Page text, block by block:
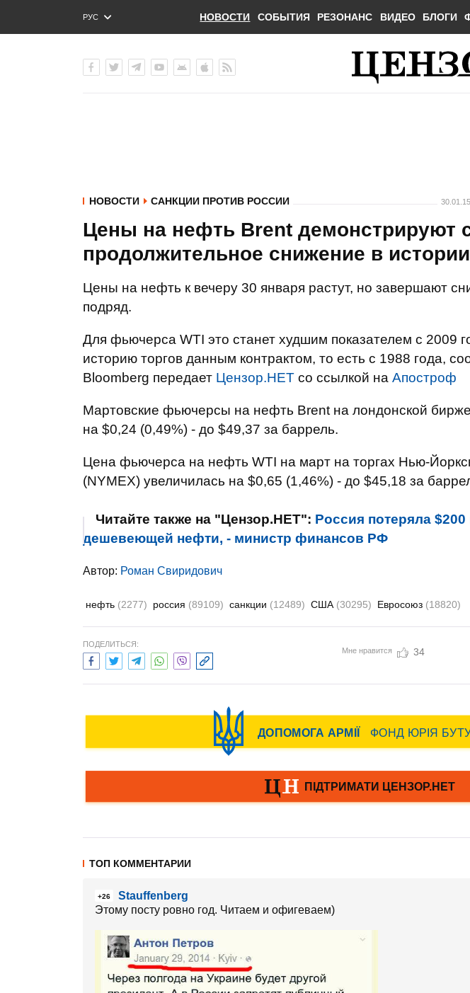
РУС
ENG
НОВОСТИ СОБЫТИЯ РЕЗОНАНС ВИДЕО БЛОГИ
НОВОСТИ САНКЦИИ ПРОТИВ РОССИИ
Цены на нефть Brent демонстрируют
продолжительное снижение в
Цены на нефть к вечеру 30 января растут, но завершают
подряд.
Для фьючерса WTI это станет худшим показателем с 2009
историю торгов данным контрактом, то есть с 1988 года,
Bloomberg передает Цензор.НЕТ со ссылкой на Апостроф
Мартовские фьючерсы на нефть Brent на лондонской
на $0,24 (0,49%) - до $49,37 за баррель.
Цена фьючерса на нефть WTI на март на торгах Нью-
(NYMEX) увеличилась на $0,65 (1,46%) - до $45,18 за
Читайте также на "Цензор.НЕТ": Россия потеряла
дешевеющей нефти, - министр финансов РФ
Автор: Роман Свиридович
нефть (2277) россия (89109) санкции (12489) США (30295) Евросоюз (18820)
ПОДЕЛИТЬСЯ:
Мне нравится 34
ТОП КОММЕНТАРИИ
+26
Stauffenberg
Этому посту ровно год. Читаем и офигеваем)